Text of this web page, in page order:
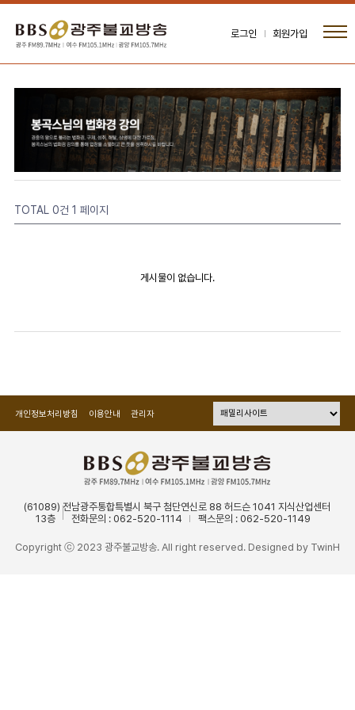
로그인 회원가입
TOTAL 0건 1 페이지
게시물이 없습니다.
개인정보처리방침 이용안내 관리자
(61089) 전남광주통합특별시 북구 첨단연신로 88 허드슨 1041 지식산업센터
13층
전화문의 : 062-520-1114 팩스문의 : 062-520-1149
Copyright ⓒ 2023 광주불교방송. All right reserved. Designed by TwinH